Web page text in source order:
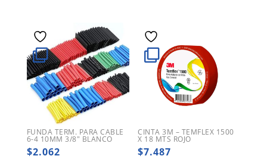
FUNDA TERM. PARA CABLE
6-4 10MM 3/8″ BLANCO
$2.062
CINTA 3M – TEMFLEX 1500
X 18 MTS ROJO
$7.487